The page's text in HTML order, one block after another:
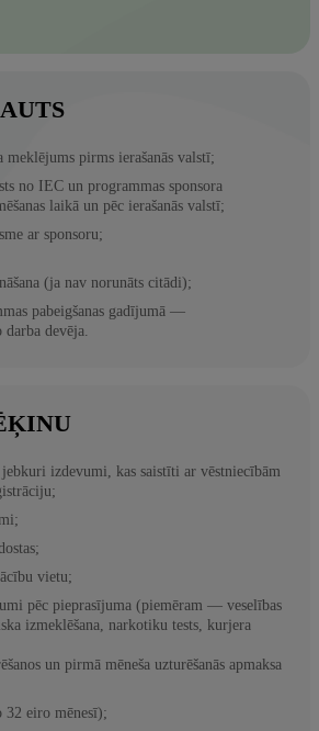
meklējums pirms ierašanās valstī;
no IEC un programmas sponsora
laikā un pēc ierašanās valstī;
ar sponsoru;
(ja nav norunāts citādi);
pabeigšanas gadījumā —
devēja.
izdevumi, kas saistīti ar vēstniecībām
vietu;
pēc pieprasījuma (piemēram — veselības
izmeklēšana, narkotiku tests, kurjera
un pirmā mēneša uzturēšanās apmaksa
32 eiro mēnesī);